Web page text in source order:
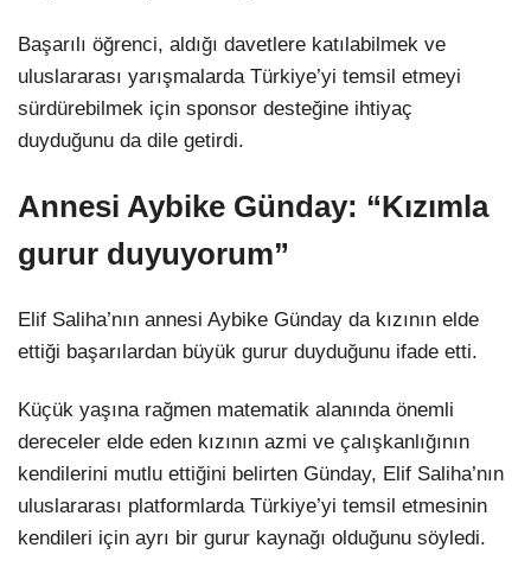
Başarılı öğrenci, aldığı davetlere katılabilmek ve
uluslararası yarışmalarda Türkiye’yi temsil etmeyi
sürdürebilmek için sponsor desteğine ihtiyaç
duyduğunu da dile getirdi.
Annesi Aybike Günday: “Kızımla
gurur duyuyorum”
Elif Saliha’nın annesi Aybike Günday da kızının elde
ettiği başarılardan büyük gurur duyduğunu ifade etti.
Küçük yaşına rağmen matematik alanında önemli
dereceler elde eden kızının azmi ve çalışkanlığının
kendilerini mutlu ettiğini belirten Günday, Elif Saliha’nın
uluslararası platformlarda Türkiye’yi temsil etmesinin
kendileri için ayrı bir gurur kaynağı olduğunu söyledi.